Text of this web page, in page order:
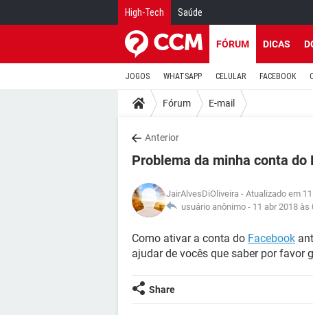
High-Tech Saúde
FÓRUM DICAS
JOGOS WHATSAPP CELULAR FACEBOOK
Fórum E-mail
Anterior
Problema da minha conta do
JairAlvesDiOliveira - Atualizado em
usuário anônimo - 11 abr 2018 às
Como ativar a conta do Facebook
ajudar de vocês que saber por favor
Share